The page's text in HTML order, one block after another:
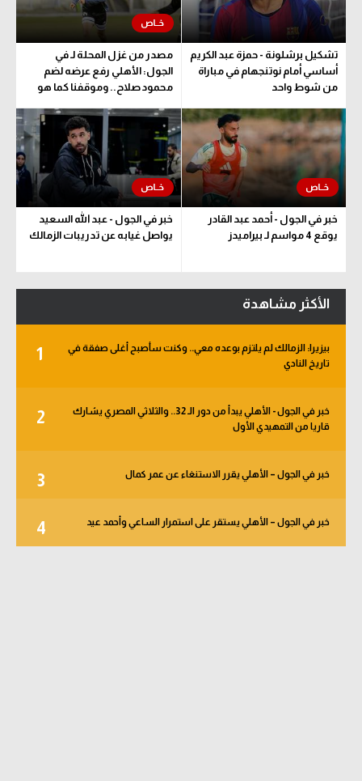
تشكيل برشلونة - حمزة عبد الكريم
أساسي أمام نوتنجهام في مباراة
من شوط واحد
مصدر من غزل المحلة لـ في
الجول: الأهلي رفع عرضه لضم
محمود صلاح.. وموقفنا كما هو
خبر في الجول - أحمد عبد القادر
يوقع 4 مواسم لـ بيراميدز
خبر في الجول - عبد الله السعيد
يواصل غيابه عن تدريبات الزمالك
الأكثر مشاهدة
1
بيزيرا: الزمالك لم يلتزم بوعده معي.. وكنت سأصبح أغلى صفقة في
تاريخ النادي
2
خبر في الجول - الأهلي يبدأ من دور الـ 32.. والثلاثي المصري يشارك
قاريا من التمهيدي الأول
3 خبر في الجول – الأهلي يقرر الاستنغاء عن عمر كمال
4 خبر في الجول – الأهلي يستقر على استمرار الساعي وأحمد عيد